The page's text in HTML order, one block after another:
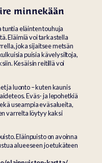
minnekään
eläinten touhuja
Eläimiä voi tarkastella
joka sijaitsee metsän
puisia kävelysiltoja,
Kesäisin reitillä voi
ja luonto – kuten kaunis
Eväs- ja lepohetkiä
useampia eväsalueita,
varrelta löytyy kaksi
Eläinpuisto on avoinna
alueeseen jo etukäteen